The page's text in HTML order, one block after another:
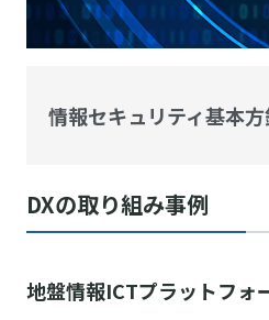
情報セキュリティ基本
DXの取り組み事例
地盤情報ICTプラットフォ